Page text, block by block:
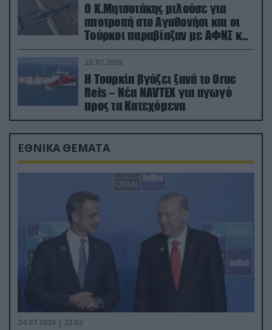
Ο Κ.Μητσοτάκης μιλούσε για
αποτροπή στο Αγαθονήσι και οι
Τούρκοι παραβίαζαν με ΑΦΝΣ και
drone
22.07.2026
Η Τουρκία βγάζει ξανά το Oruc
Reis – Νέα NAVTEX για αγωγό
προς τα Κατεχόμενα
ΕΘΝΙΚΑ ΘΕΜΑΤΑ
24.07.2026 | 22:02